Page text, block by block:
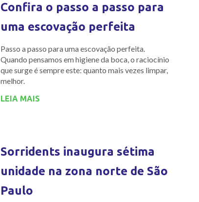
Confira o passo a passo para
uma escovação perfeita
Passo a passo para uma escovação perfeita.
Quando pensamos em higiene da boca, o raciocínio
que surge é sempre este: quanto mais vezes limpar,
melhor.
LEIA MAIS
Sorridents inaugura sétima
unidade na zona norte de São
Paulo